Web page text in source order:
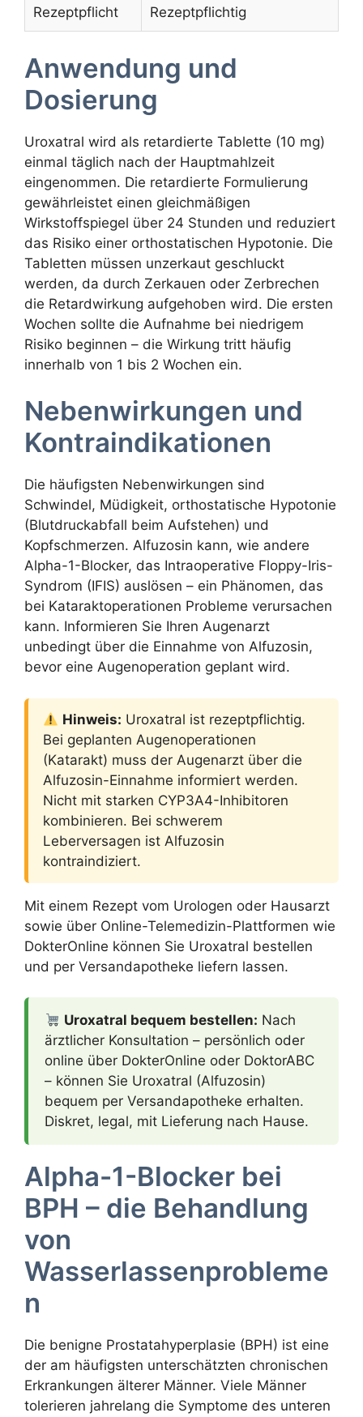
Rezeptpflicht Rezeptpflichtig
Anwendung und
Dosierung
Uroxatral wird als retardierte Tablette (10 mg)
einmal täglich nach der Hauptmahlzeit
eingenommen. Die retardierte Formulierung
gewährleistet einen gleichmäßigen
Wirkstoffspiegel über 24 Stunden und reduziert
das Risiko einer orthostatischen Hypotonie. Die
Tabletten müssen unzerkaut geschluckt
werden, da durch Zerkauen oder Zerbrechen
die Retardwirkung aufgehoben wird. Die ersten
Wochen sollte die Aufnahme bei niedrigem
Risiko beginnen – die Wirkung tritt häufig
innerhalb von 1 bis 2 Wochen ein.
Nebenwirkungen und
Kontraindikationen
Die häufigsten Nebenwirkungen sind
Schwindel, Müdigkeit, orthostatische Hypotonie
(Blutdruckabfall beim Aufstehen) und
Kopfschmerzen. Alfuzosin kann, wie andere
Alpha-1-Blocker, das Intraoperative Floppy-Iris-
Syndrom (IFIS) auslösen – ein Phänomen, das
bei Kataraktoperationen Probleme verursachen
kann. Informieren Sie Ihren Augenarzt
unbedingt über die Einnahme von Alfuzosin,
bevor eine Augenoperation geplant wird.
Hinweis: Uroxatral ist rezeptpflichtig.
Bei geplanten Augenoperationen
(Katarakt) muss der Augenarzt über die
Alfuzosin-Einnahme informiert werden.
Nicht mit starken CYP3A4-Inhibitoren
kombinieren. Bei schwerem
Leberversagen ist Alfuzosin
kontraindiziert.
Mit einem Rezept vom Urologen oder Hausarzt
sowie über Online-Telemedizin-Plattformen wie
DokterOnline können Sie Uroxatral bestellen
und per Versandapotheke liefern lassen.
Uroxatral bequem bestellen: Nach
ärztlicher Konsultation – persönlich oder
online über DokterOnline oder DoktorABC
– können Sie Uroxatral (Alfuzosin)
bequem per Versandapotheke erhalten.
Diskret, legal, mit Lieferung nach Hause.
Alpha-1-Blocker bei
BPH – die Behandlung
von
Wasserlassenprobleme
n
Die benigne Prostatahyperplasie (BPH) ist eine
der am häufigsten unterschätzten chronischen
Erkrankungen älterer Männer. Viele Männer
tolerieren jahrelang die Symptome des unteren